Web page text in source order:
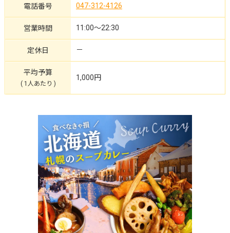
電話番号 047-312-4126
営業時間 11:00～22:30
定休日 －
平均予算
( 1人あたり )
1,000円